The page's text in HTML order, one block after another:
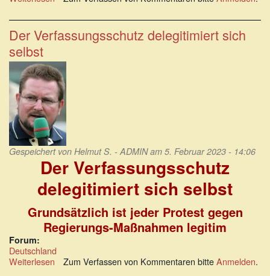
Culture:
Ursprung
des
und
seine
Bedeutung
Der Verfassungsschutz delegitimiert sich
selbst
Gespeichert von Helmut S. - ADMINam 5. Februar 2023 - 14:06
Der Verfassungsschutz
delegitimiert sich selbst
Grundsätzlich ist jeder Protest gegen
Regierungs-Maßnahmen legitim
Forum:
Deutschland
Weiterlesen über
Zum Verfassen von Kommentaren bitteAnmelden.